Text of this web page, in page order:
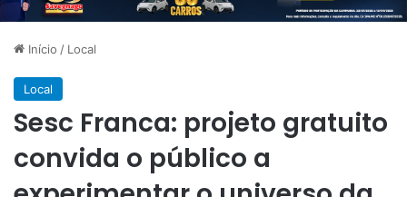
Início / Local
Local
Sesc Franca: projeto gratuito
convida o público a